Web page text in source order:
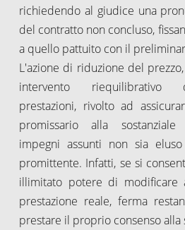
richiedendo al giudice una
del contratto non concluso,
a quello pattuito con il
L'azione di riduzione del
intervento riequilibrativo
prestazioni, rivolto ad
promissario alla sostanziale
impegni assunti non sia
promittente. Infatti, se si
illimitato potere di
prestazione reale, ferma
prestare il proprio consenso